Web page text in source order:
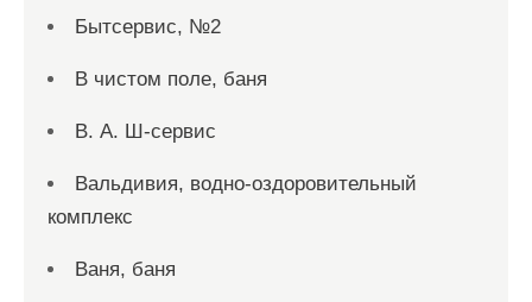
Бытсервис, №2
В чистом поле, баня
В. А. Ш-сервис
Вальдивия, водно-оздоровительный
комплекс
Ваня, баня